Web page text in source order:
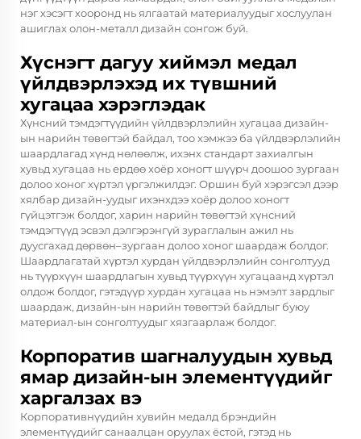
нэг хэсэгт хооронд нь ялгаатай материалуудыг хослуулан
ашиглах олон-металл дизайн сонгож буй.
Хүснэгт дагуу хиймэл медал
үйлдвэрлэхэд их түвшний
хугацаа хэрэглэдак
Хүнсний тэмдэгтүүдийн үйлдвэрлэлийн хугацаа дизайн-
ын нарийн төвөгтэй байдал, тоо хэмжээ ба үйлдвэрлэлийн
шаардлагад хүнд нөлөөлж, ихэнх стандарт захиалгын
хувьд хугацаа нь ердөө хоёр хоногт шүүрч доошоо зургаан
долоо хоног хүртэл үргэлжилдэг. Оршин буй хэрэгсэл дээр
хялбар дизайн-уудыг ихэнхдээ хоёр долоо хоногт
гүйцэтгэж болдог, харин нарийн төвөгтэй хүнсний
тэмдэгтүүд эсвэл дэлгэрэнгүй зураглалын ажил нь
дуусгахад дөрвөн–зургаан долоо хоног шаардаж болдог.
Шаардлагатай хүртэл хурдан үйлдвэрлэлийн сонголтууд
нь түүрхүүн шаардлагын хувьд түүрхүүн хугацаанд хүртэл
олдож болдог, гэтэдүүр хурдан хугацаа нь нэмэлт зардлыг
шаардаж, дизайн-ын нарийн төвөгтэй байдлыг буюу
материал-ын сонголтуудыг хязгаарлаж болдог.
Корпоратив шагналуудын хувьд
ямар дизайн-ын элементүүдийг
харгалзах вэ
Корпоративнүүдийн хувийн медалд брэндийн
элементүүдийг санаалцан оруулах ёстой, гэтэд нь